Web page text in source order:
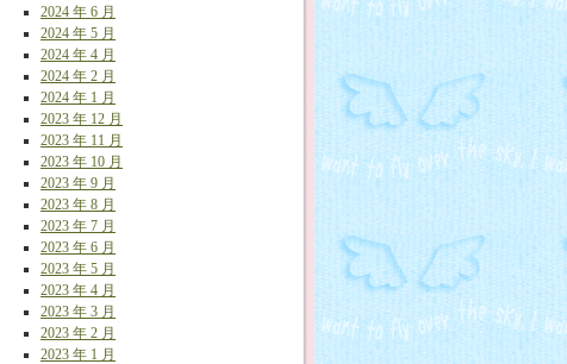
2024 年 6 月
2024 年 5 月
2024 年 4 月
2024 年 2 月
2024 年 1 月
2023 年 12 月
2023 年 11 月
2023 年 10 月
2023 年 9 月
2023 年 8 月
2023 年 7 月
2023 年 6 月
2023 年 5 月
2023 年 4 月
2023 年 3 月
2023 年 2 月
2023 年 1 月